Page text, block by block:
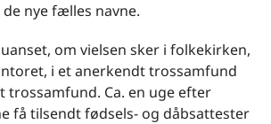
nye fælles navne.
om vielsen sker i folkekirken,
i et anerkendt trossamfund
trossamfund. Ca. en uge efter
få tilsendt fødsels- og dåbsattester